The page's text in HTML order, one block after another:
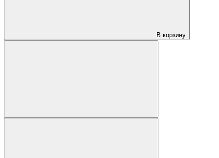
В корзину